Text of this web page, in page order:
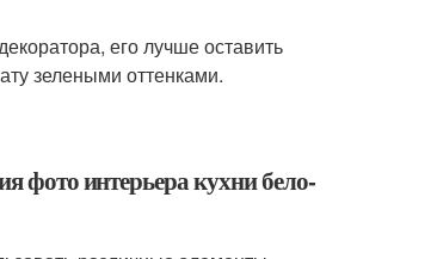
его лучше оставить
зелеными оттенками.
фото интерьера кухни бело-